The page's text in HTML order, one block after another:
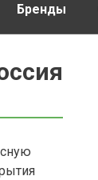
Бренды